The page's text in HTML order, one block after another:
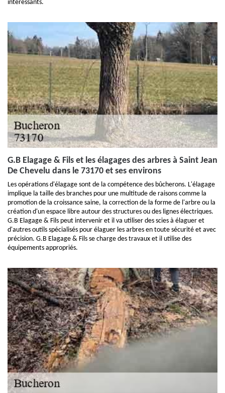
intéressants.
G.B Elagage & Fils et les élagages des arbres à Saint Jean
De Chevelu dans le 73170 et ses environs
Les opérations d'élagage sont de la compétence des bûcherons. L'élagage
implique la taille des branches pour une multitude de raisons comme la
promotion de la croissance saine, la correction de la forme de l'arbre ou la
création d'un espace libre autour des structures ou des lignes électriques.
G.B Elagage & Fils peut intervenir et il va utiliser des scies à élaguer et
d'autres outils spécialisés pour élaguer les arbres en toute sécurité et avec
précision. G.B Elagage & Fils se charge des travaux et il utilise des
équipements appropriés.